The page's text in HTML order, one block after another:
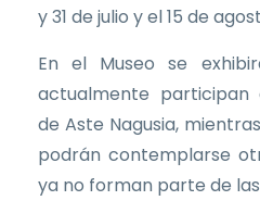
y 31 de julio y el 15 de
En el Museo se
actualmente participan
de Aste Nagusia,
podrán contemplarse
ya no forman parte de